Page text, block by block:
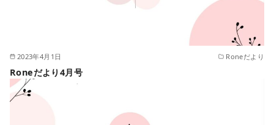
2023年4月1日 Roneだより
Roneだより4月号